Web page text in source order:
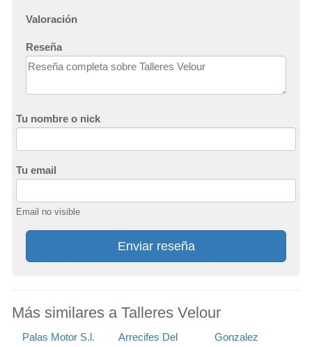
Valoración
Reseña
Tu nombre o nick
Tu email
Email no visible
Enviar reseña
Más similares a Talleres Velour
Palas Motor S.l.
Arrecifes Del
Gonzalez